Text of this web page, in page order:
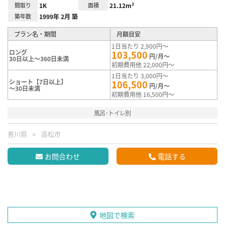
間取り 1K 面積 21.12m²
築年数 1999年 2月 築
プラン名・期間 月額目安
ロング
30日以上～360日未満
1日当たり 2,900円～
103,500 円/月～
初期費用他 22,000円～
ショート【7日以上】
～30日未満
1日当たり 3,000円～
106,500 円/月～
初期費用他 16,500円～
風呂･トイレ別
香川県 高松市
お問合わせ 電話する
地図で検索